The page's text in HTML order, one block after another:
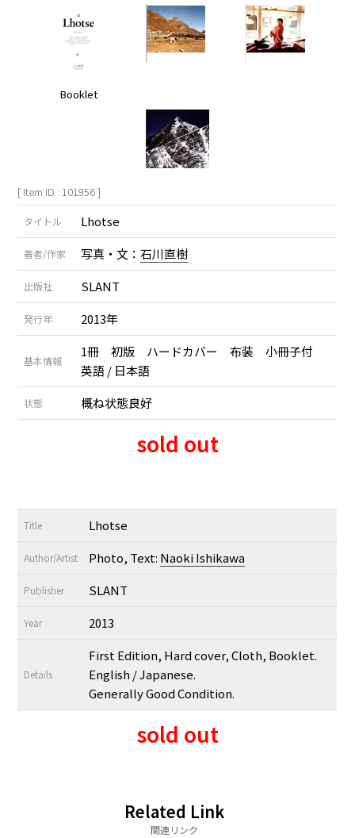
Booklet
[ Item ID : 101956 ]
タイトル Lhotse
著者/作家 写真・文：石川直樹
出版社 SLANT
発行年 2013年
基本情報
1冊 初版 ハードカバー 布装 小冊子付
英語 / 日本語
状態 概ね状態良好
sold out
Title Lhotse
Author/Artist Photo, Text: Naoki Ishikawa
Publisher SLANT
Year 2013
Details
First Edition, Hard cover, Cloth, Booklet.
English / Japanese.
Generally Good Condition.
sold out
Related Link
関連リンク